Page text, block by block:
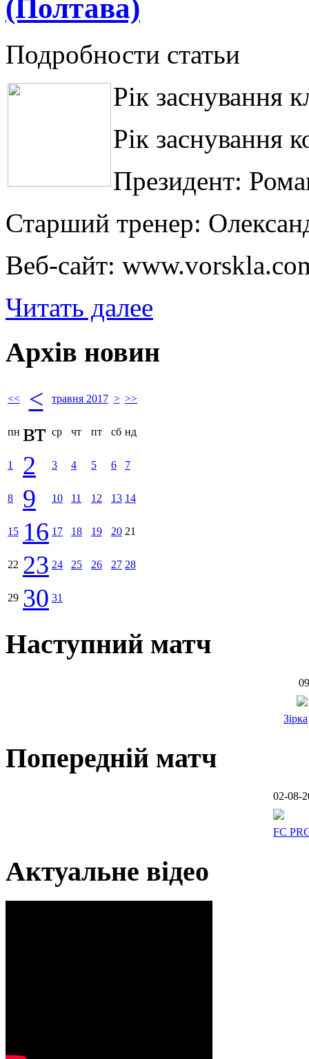
(Полтава)
Подробности статьи
Рік заснування
Рік заснування
Президент:
Старший тренер:
Веб-сайт:
Читать далее
Архів новин
<< < травня 2017 > >>
пн вт ср чт пт сб нд
1 2 3 4 5 6 7
8 9 10 11 12 13 14
15 16 17 18 19 20 21
22 23 24 25 26 27 28
29 30 31
Наступний матч
Зірка
Попередній матч
02-08-
FC
Актуальне відео